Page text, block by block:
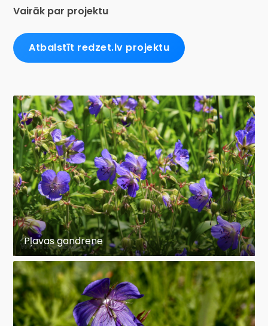
Vairāk par projektu
Atbalstīt redzet.lv projektu
Pļavas gandrene